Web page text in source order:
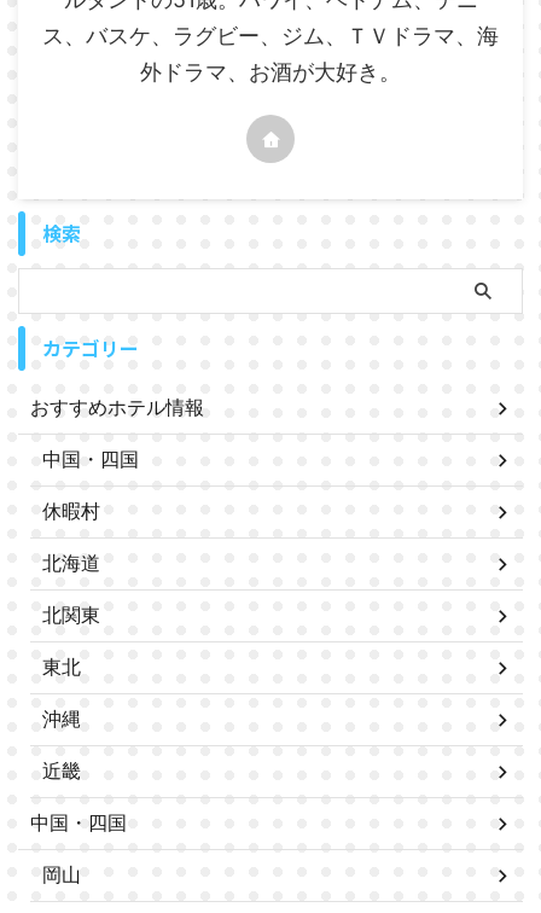
ス、バスケ、ラグビー、ジム、ＴＶドラマ、海
外ドラマ、お酒が大好き。
検索
カテゴリー
おすすめホテル情報
中国・四国
休暇村
北海道
北関東
東北
沖縄
近畿
中国・四国
岡山